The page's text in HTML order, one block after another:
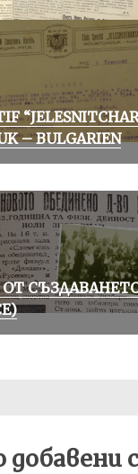
– BULGARIEN
ОТ
добавени